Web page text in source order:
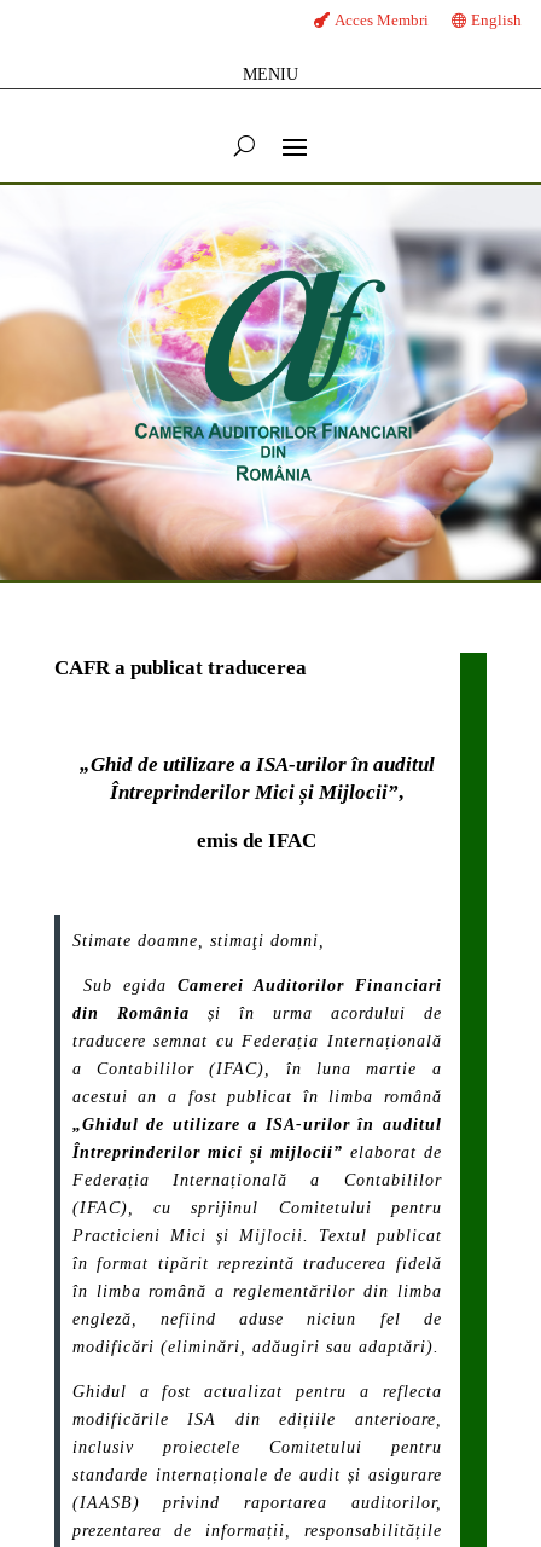
Acces Membri English
MENIU
CAFR a publicat traducerea
„Ghid de utilizare a ISA-urilor în auditul
Întreprinderilor Mici și Mijlocii”,
emis de IFAC
Stimate doamne, stimaţi domni,
Sub egida Camerei Auditorilor Financiari
din România și în urma acordului de
traducere semnat cu Federația Internațională
a Contabililor (IFAC), în luna martie a
acestui an a fost publicat în limba română
„Ghidul de utilizare a ISA-urilor în auditul
Întreprinderilor mici și mijlocii” elaborat de
Federația Internațională a Contabililor
(IFAC), cu sprijinul Comitetului pentru
Practicieni Mici și Mijlocii. Textul publicat
în format tipărit reprezintă traducerea fidelă
în limba română a reglementărilor din limba
engleză, nefiind aduse niciun fel de
modificări (eliminări, adăugiri sau adaptări).
Ghidul a fost actualizat pentru a reflecta
modificările ISA din edițiile anterioare,
inclusiv proiectele Comitetului pentru
standarde internaționale de audit și asigurare
(IAASB) privind raportarea auditorilor,
prezentarea de informații, responsabilitățile